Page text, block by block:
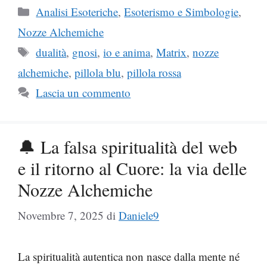
Categorie
Analisi Esoteriche,Esoterismo e Simbologie,
Nozze Alchemiche
Tag
dualità, gnosi,io e anima,Matrix,nozze
alchemiche, pillola blu, pillola rossa
Lascia un commento
🔔 La falsa spiritualità del web
e il ritorno al Cuore: la via delle
Nozze Alchemiche
Novembre 7, 2025 di Daniele9
La spiritualità autentica non nasce dalla mente né